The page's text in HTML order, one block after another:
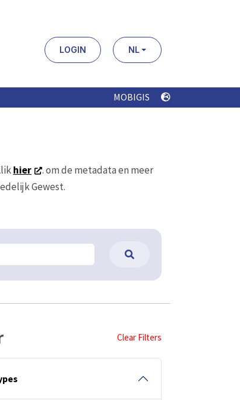
LOGIN NL
MOBIGIS
hier
. om de metadata en meer
Gewest.
Clear Filters